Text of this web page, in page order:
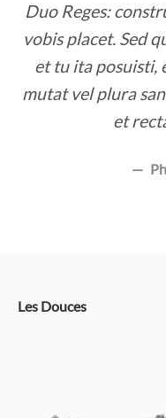
Duo Reges:
vobis placet. Sed
et tu ita posuisti,
mutat vel plura
et
Les Douces